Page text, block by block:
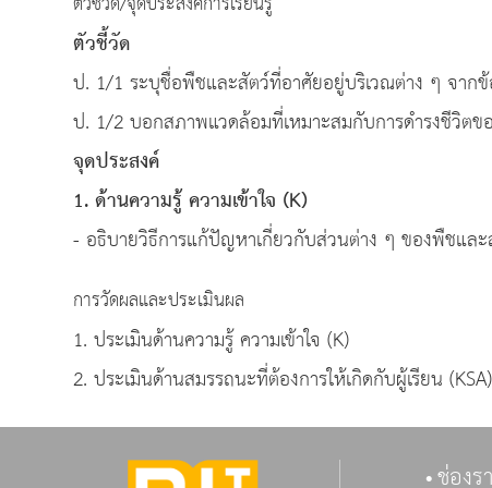
ตัวชี้วัด
ป. 1/1 ระบุชื่อพืชและสัตว์ที่อาศัยอยู่บริเวณต่าง ๆ จาก
ป. 1/2 บอกสภาพแวดล้อมที่เหมาะสมกับการดำรงชีวิตข
จุดประสงค์
1. ด้านความรู้ ความเข้าใจ (K)
- อธิบายวิธีการแก้ปัญหาเกี่ยวกับส่วนต่าง ๆ ของพืชแล
การวัดผลและประเมินผล
1. ประเมินด้านความรู้ ความเข้าใจ (K)
2. ประเมินด้านสมรรถนะที่ต้องการให้เกิดกับผู้เรียน (KSA)
ช่องร